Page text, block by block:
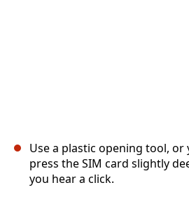
Use a plastic opening tool,
press the SIM card slightly
you hear a click.